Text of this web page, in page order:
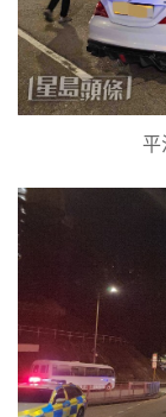
平